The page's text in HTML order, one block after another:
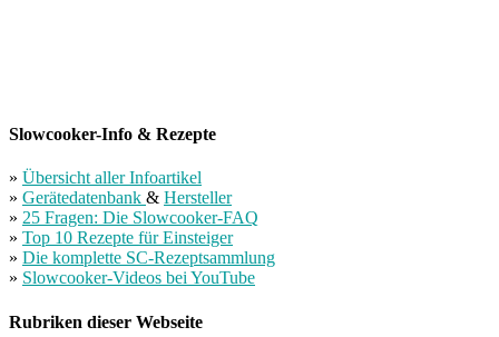
Slowcooker-Info & Rezepte
» Übersicht aller Infoartikel
» Gerätedatenbank & Hersteller
» 25 Fragen: Die Slowcooker-FAQ
» Top 10 Rezepte für Einsteiger
» Die komplette SC-Rezeptsammlung
» Slowcooker-Videos bei YouTube
Rubriken dieser Webseite